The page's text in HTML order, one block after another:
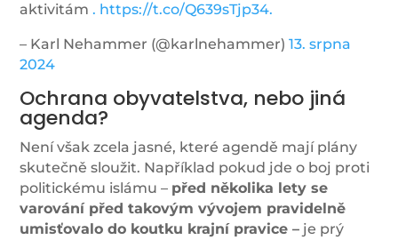
aktivitám. https://t.co/Q639sTjp34.
– Karl Nehammer (@karlnehammer)13. srpna
2024
Ochrana obyvatelstva, nebo jiná
agenda?
Není však zcela jasné, které agendě mají plány
skutečně sloužit. Například pokud jde o boj proti
politickému islámu – před několika lety se
varování před takovým vývojem pravidelně
umisťovalo do koutku krajní pravice – je prý